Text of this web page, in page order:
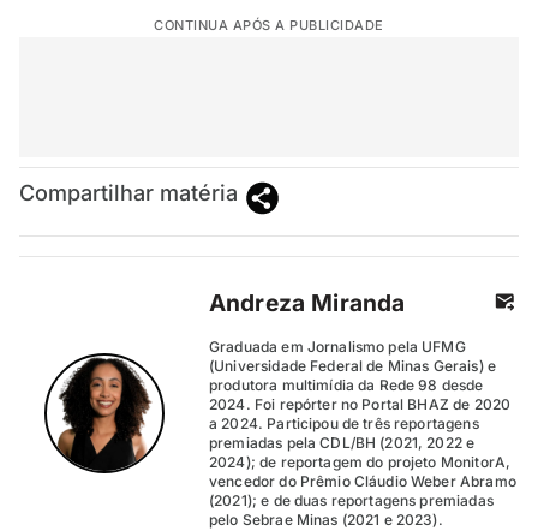
CONTINUA APÓS A PUBLICIDADE
Compartilhar matéria
Andreza Miranda
Graduada em Jornalismo pela UFMG
(Universidade Federal de Minas Gerais) e
produtora multimídia da Rede 98 desde
2024. Foi repórter no Portal BHAZ de 2020
a 2024. Participou de três reportagens
premiadas pela CDL/BH (2021, 2022 e
2024); de reportagem do projeto MonitorA,
vencedor do Prêmio Cláudio Weber Abramo
(2021); e de duas reportagens premiadas
pelo Sebrae Minas (2021 e 2023).